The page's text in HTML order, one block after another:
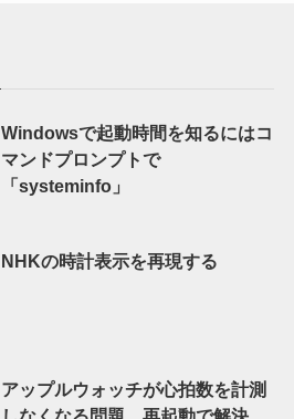
Windowsで起動時間を知るにはコ
マンドプロンプトで
「systeminfo」
NHKの時計表示を再現する
アップルウォッチが心拍数を計測